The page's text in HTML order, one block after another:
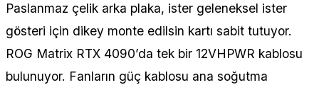
Paslanmaz çelik arka plaka, ister geleneksel ister
gösteri için dikey monte edilsin kartı sabit tutuyor.
ROG Matrix RTX 4090’da tek bir 12VHPWR kablosu
bulunuyor. Fanların güç kablosu ana soğutma